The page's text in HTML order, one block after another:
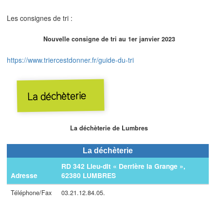
Les consignes de tri :
Nouvelle consigne de tri au 1er janvier 2023
https://www.triercestdonner.fr/guide-du-tri
La déchèterie
La déchèterie de Lumbres
La déchèterie
Adresse
RD 342 Lieu-dit « Derrière la Grange »,
62380 LUMBRES
Téléphone/Fax
03.21.12.84.05.